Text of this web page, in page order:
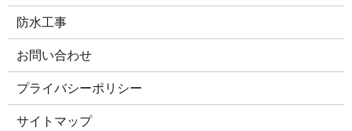
防水工事
お問い合わせ
プライバシーポリシー
サイトマップ